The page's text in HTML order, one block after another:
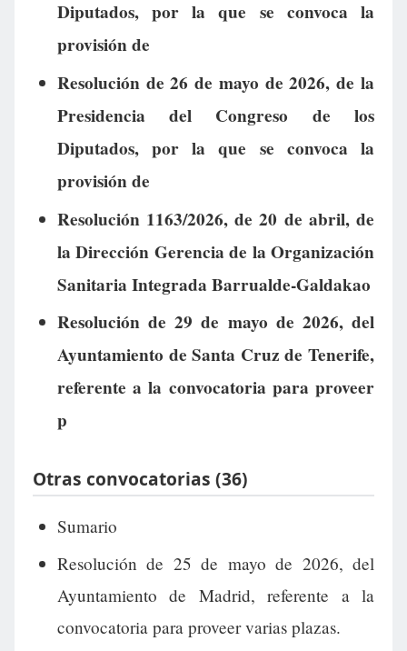
Diputados, por la que se convoca la
provisión de
Resolución de 26 de mayo de 2026, de la
Presidencia del Congreso de los
Diputados, por la que se convoca la
provisión de
Resolución 1163/2026, de 20 de abril, de
la Dirección Gerencia de la Organización
Sanitaria Integrada Barrualde-Galdakao
Resolución de 29 de mayo de 2026, del
Ayuntamiento de Santa Cruz de Tenerife,
referente a la convocatoria para proveer
p
Otras convocatorias (36)
Sumario
Resolución de 25 de mayo de 2026, del
Ayuntamiento de Madrid, referente a la
convocatoria para proveer varias plazas.